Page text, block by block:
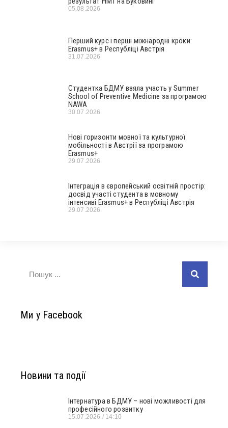
05.08.2026
Перший курс і перші міжнародні кроки:
Erasmus+ в Республіці Австрія
31.07.2026
Студентка БДМУ взяла участь у Summer
School of Preventive Medicine за програмою
NAWA
30.07.2026
Нові горизонти мовної та культурної
мобільності в Австрії за програмою
Erasmus+
29.07.2026
Інтеграція в європейський освітній простір:
досвід участі студента в мовному
інтенсиві Erasmus+ в Республіці Австрія
29.07.2026
Ми у Facebook
Новини та події
Інтернатура в БДМУ – нові можливості для
професійного розвитку
15.07.2026 14:10